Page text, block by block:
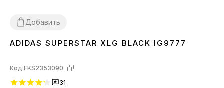
Добавить
36 3738 39 40414243 4445
ADIDAS SUPERSTAR XLG BLACK IG9777
Код:FKS2353090
31